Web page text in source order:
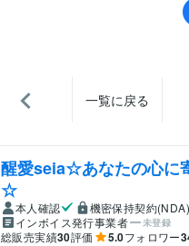
一覧に戻る
醒愛seia☆あなたの心に
☆
本人確認
機密保持契約(NDA)
インボイス発行事業者
未登録
総販売実績30評価 5.0フォロワー